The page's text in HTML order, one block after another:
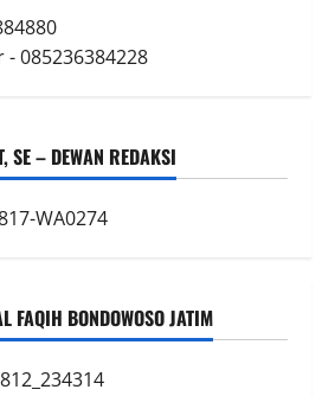
- 085236384228
SE – DEWAN REDAKSI
FAQIH BONDOWOSO JATIM